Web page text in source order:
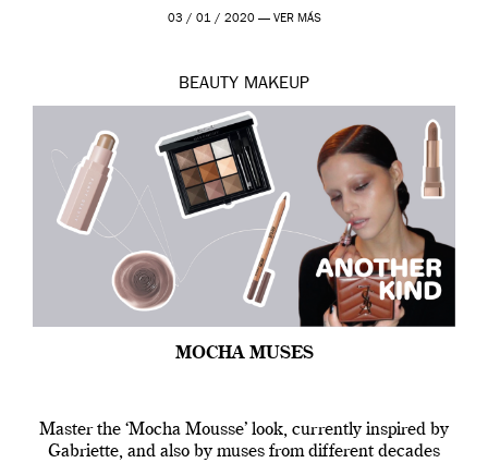
de 2019 hasta final de abril […]
03 / 01 / 2020 — VER MÁS
BEAUTY MAKEUP
MOCHA MUSES
Master the ‘Mocha Mousse’ look, currently inspired by
Gabriette, and also by muses from different decades